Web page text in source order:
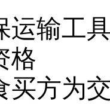
运输工
格
买方为